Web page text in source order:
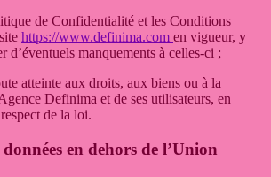
de Confidentialité et les Conditions
https://www.definima.com en vigueur, y
d’éventuels manquements à celles-ci ;
atteinte aux droits, aux biens ou à la
Definima et de ses utilisateurs, en
de la loi.
en dehors de l’Union